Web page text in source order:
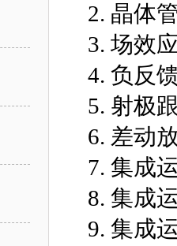
2. 晶体
3. 场效
4. 负反
5. 射极
6. 差动
7. 集成
8. 集成
9. 集成